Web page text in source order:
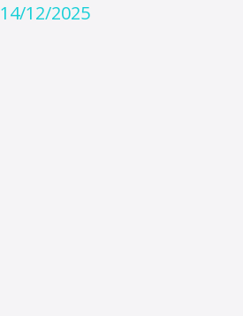
14/12/2025